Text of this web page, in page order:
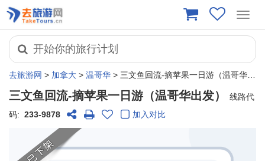
开始你的旅行计划
去旅游网 > 加拿大 > 温哥华 > 三文鱼回流-摘苹果一日游（温哥华出发）
三文鱼回流-摘苹果一日游（温哥华出发）
线路代
码: 233-9878 加入对比